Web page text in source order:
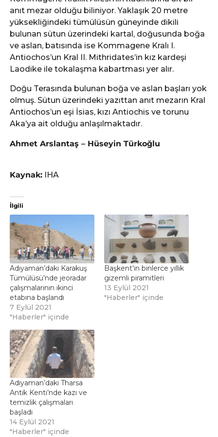
anıt mezar olduğu biliniyor. Yaklaşık 20 metre
yüksekliğindeki tümülüsün güneyinde dikili
bulunan sütun üzerindeki kartal, doğusunda boğa
ve aslan, batısında ise Kommagene Kralı I.
Antiochos’un Kral II. Mithridates’in kız kardeşi
Laodike ile tokalaşma kabartması yer alır.
Doğu Terasında bulunan boğa ve aslan başları yok
olmuş. Sütun üzerindeki yazıttan anıt mezarın Kral
Antiochos’un eşi İsias, kızı Antiochis ve torunu
Aka’ya ait olduğu anlaşılmaktadır.
Ahmet Arslantaş – Hüseyin Türkoğlu
Kaynak: IHA
İlgili
Adıyaman’daki Karakuş
Tümülüsü’nde jeoradar
çalışmalarının ikinci
etabına başlandı
7 Eylül 2021
"Haberler" içinde
Başkent’in binlerce yıllık
gizemli piramitleri
13 Eylül 2021
"Haberler" içinde
Adıyaman’daki Tharsa
Antik Kenti’nde kazı ve
temizlik çalışmaları
başladı
14 Eylül 2021
"Haberler" içinde